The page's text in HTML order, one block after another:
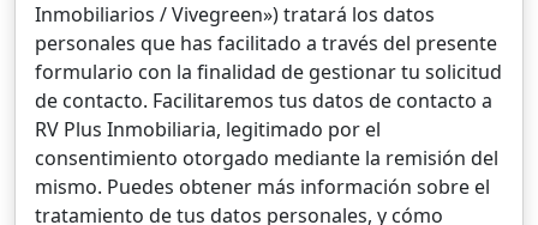
Inmobiliarios / Vivegreen») tratará los datos
personales que has facilitado a través del presente
formulario con la finalidad de gestionar tu solicitud
de contacto. Facilitaremos tus datos de contacto a
RV Plus Inmobiliaria, legitimado por el
consentimiento otorgado mediante la remisión del
mismo. Puedes obtener más información sobre el
tratamiento de tus datos personales, y cómo